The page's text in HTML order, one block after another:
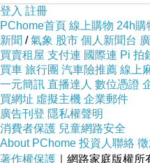
買一堆海苔一
其實她不
登入 註冊
PChome首頁 線上購物 24h購
新聞 /氣象 股市 個人新聞台
買賣租屋 支付連 國際連 Pi 拍
買車 旅行團 汽車險推薦 線上
一元簡訊 直播達人 數位憑證
買網址 虛擬主機 企業郵件
廣告刊登 隱私權聲明
消費者保護 兒童網路安全
About PChome 投資人聯絡
著作權保護 ｜網路家庭版權